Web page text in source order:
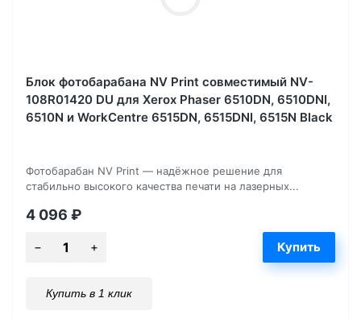
Блок фотобарабана NV Print совместимый NV-
108R01420 DU для Xerox Phaser 6510DN, 6510DNI,
6510N и WorkCentre 6515DN, 6515DNI, 6515N Black
Фотобарабан NV Print — надёжное решение для
стабильно высокого качества печати на лазерных...
4 096 ₽
Купить в 1 клик